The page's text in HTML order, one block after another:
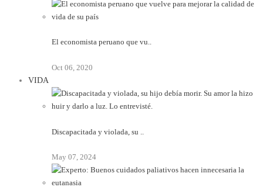
El economista peruano que vu..
Oct 06, 2020
VIDA
Discapacitada y violada, su ..
May 07, 2024